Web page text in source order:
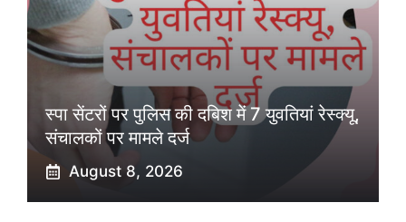
स्पा सेंटरों पर पुलिस की दबिश में 7 युवतियां रेस्क्यू,
संचालकों पर मामले दर्ज
August 8, 2026